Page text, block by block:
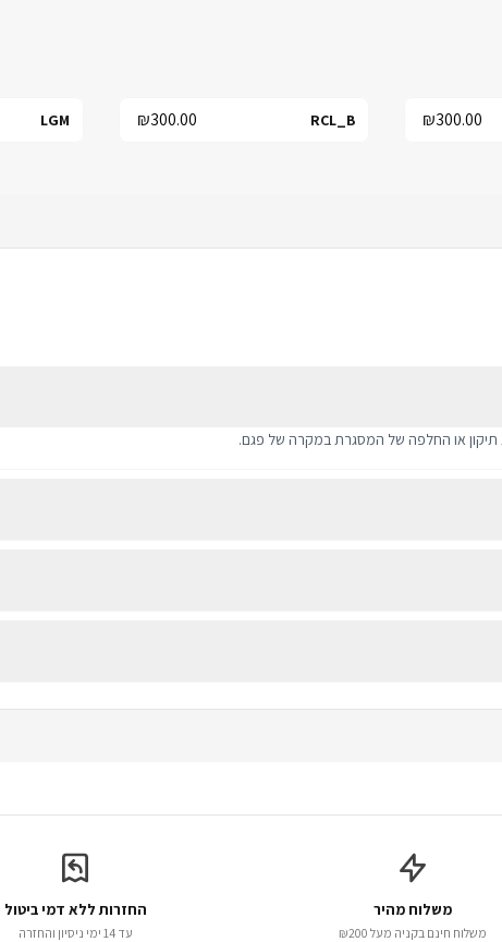
₪300.00
RCL_B
₪300.00
LGM
תיקון או החלפה של המסגרת במקרה של פגם.
משלוח מהיר
משלוח חינם בקניה מעל ₪200
החזרות ללא דמי ביטול
עד 14 ימי ניסיון והחזרה